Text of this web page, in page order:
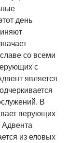
день
со всеми
с
является
В
верующих
из еловых